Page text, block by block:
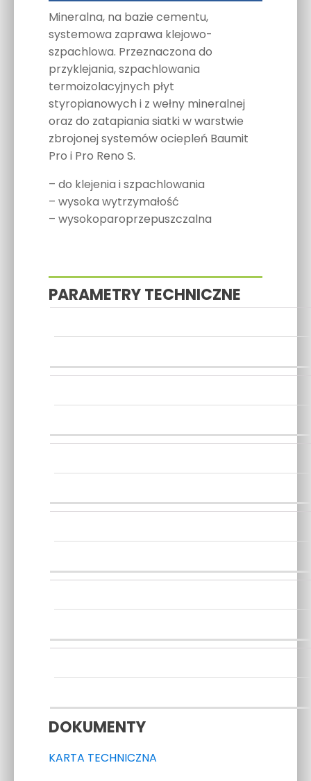
Mineralna, na bazie cementu,
systemowa zaprawa klejowo-
szpachlowa. Przeznaczona do
przyklejania, szpachlowania
termoizolacyjnych płyt
styropianowych i z wełny mineralnej
oraz do zatapiania siatki w warstwie
zbrojonej systemów ociepleń Baumit
Pro i Pro Reno S.
– do klejenia i szpachlowania
– wysoka wytrzymałość
– wysokoparoprzepuszczalna
PARAMETRY TECHNICZNE
DOKUMENTY
KARTA TECHNICZNA